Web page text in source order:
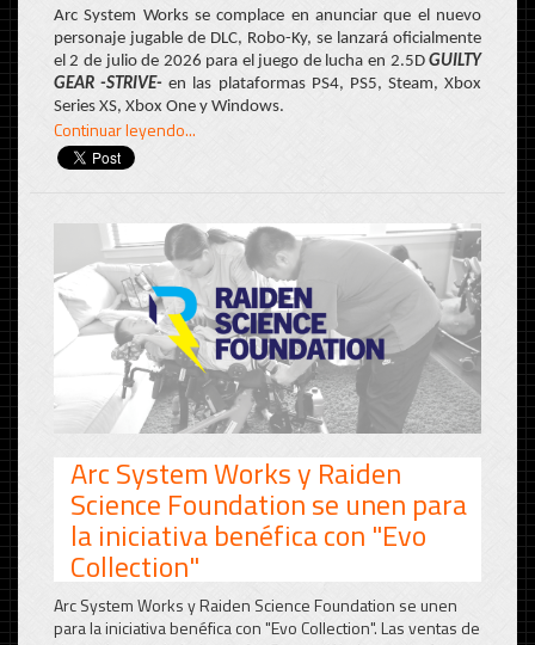
Arc System Works se complace en anunciar que el nuevo
personaje jugable de DLC, Robo-Ky, se lanzará oficialmente
el 2 de julio de 2026 para el juego de lucha en 2.5DGUILTY
GEAR -STRIVE- en las plataformas PS4, PS5, Steam, Xbox
Series XS, Xbox One y Windows.
Continuar leyendo...
Arc System Works y Raiden
Science Foundation se unen para
la iniciativa benéfica con "Evo
Collection"
Arc System Works y Raiden Science Foundation se unen
para la iniciativa benéfica con "Evo Collection". Las ventas de